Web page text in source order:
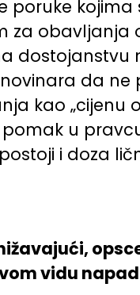
poruke
za
dostojanstvu
da ne
kao „cijenu
u
i doza
vidu